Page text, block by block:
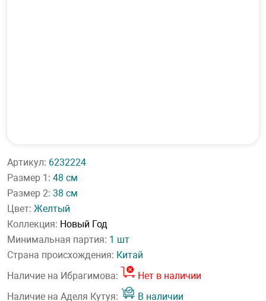
Артикул: 6232224
Размер 1: 48 см
Размер 2: 38 см
Цвет: Желтый
Коллекция: Новый Год
Минимальная партия: 1 шт
Страна происхождения: Китай
Наличие на Ибрагимова:
Нет в наличии
Наличие на Аделя Кутуя:
В наличии